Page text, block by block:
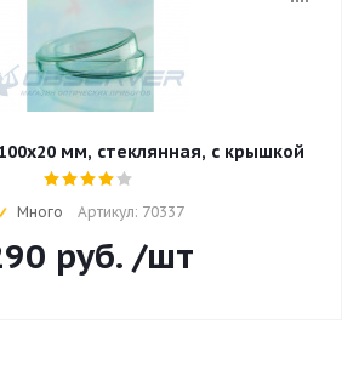
мм, стеклянная, с крышкой
Много Артикул: 70337
руб. /шт